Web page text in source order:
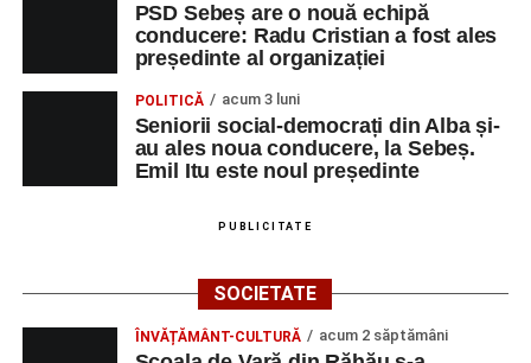
PSD Sebeș are o nouă echipă
conducere: Radu Cristian a fost ales
președinte al organizației
POLITICĂ acum 3 luni
Seniorii social-democrați din Alba și-
au ales noua conducere, la Sebeș.
Emil Itu este noul președinte
PUBLICITATE
SOCIETATE
ÎNVĂȚĂMÂNT-CULTURĂ acum 2 săptămâni